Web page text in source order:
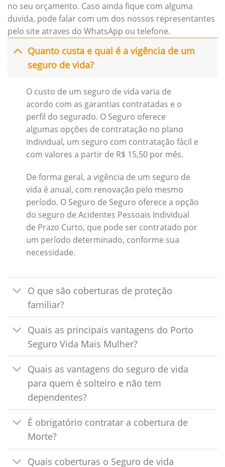
no seu orçamento. Caso ainda fique com alguma
duvida, pode falar com um dos nossos representantes
pelo site atraves do WhatsApp ou telefone.
Quanto custa e qual é a vigência de um
seguro de vida?
O custo de um seguro de vida varia de
acordo com as garantias contratadas e o
perfil do segurado. O Seguro oferece
algumas opções de contratação no plano
individual, um seguro com contratação fácil e
com valores a partir de R$ 15,50 por mês.
De forma geral, a vigência de um seguro de
vida é anual, com renovação pelo mesmo
período. O Seguro de Seguro oferece a opção
do seguro de Acidentes Pessoais Individual
de Prazo Curto, que pode ser contratado por
um período determinado, conforme sua
necessidade.
O que são coberturas de proteção
familiar?
Quais as principais vantagens do Porto
Seguro Vida Mais Mulher?
Quais as vantagens do seguro de vida
para quem é solteiro e não tem
dependentes?
É obrigatório contratar a cobertura de
Morte?
Quais coberturas o Seguro de vida